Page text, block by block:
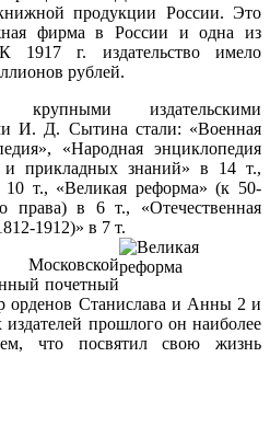
продукции России. Это
фирма в России и одна из
г. издательство имело
рублей.
крупными издательскими
И. Д. Сытина стали: «Военная
«Народная энциклопедия
и прикладных знаний» в 14 т.,
10 т., «Великая реформа» (к 50-
права) в 6 т., «Отечественная
1912)» в 7 т.
почетный
орденов Станислава и Анны 2 и
издателей прошлого он наиболее
что посвятил свою жизнь